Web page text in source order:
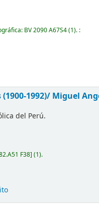
BV 2090 A67S4(1). :
1992)/ Miguel
del Perú.
F38 (1).